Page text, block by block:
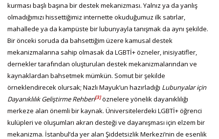
kurması başlı başına bir destek mekanizması. Yalnız ya da yanlış
olmadığımızı hissettiğimiz internette okuduğumuz ilk satırlar,
mahallede ya da kampüste bir lubunyayla tanışmak da aynı şekilde.
Bir önceki soruda da bahsettiğim üzere kamusal destek
mekanizmalarına sahip olmasak da LGBTİ+ özneler, inisiyatifler,
dernekler tarafından oluşturulan destek mekanizmalarından ve
kaynaklardan bahsetmek mümkün. Somut bir şekilde
örneklendirecek olursak; Nazlı Mayuk’un hazırladığı Lubunyalar için
Dayanıklılık Geliştirme Rehberi[3] öznelere yönelik dayanıklılığı
merkeze alan önemli bir kaynak. Üniversitelerdeki LGBTİ+ öğrenci
kulüpleri ve oluşumları akran desteği ve dayanışması için elzem bir
mekanizma. İstanbul’da yer alan Şiddetsizlik Merkezi’nin de esenlik